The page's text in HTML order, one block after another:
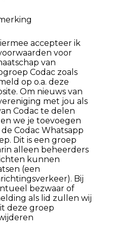
accepteer ik
voor
van
Codac zoals
op o.a. deze
Om nieuws van
met jou als
Codac te delen
we je toevoegen
de Codac Whatsapp
Dit is een groep
alleen beheerders
kunnen
(een
Bij
bezwaar of
als lid zullen wij
deze groep